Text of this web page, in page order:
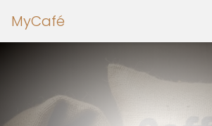
MyCafé